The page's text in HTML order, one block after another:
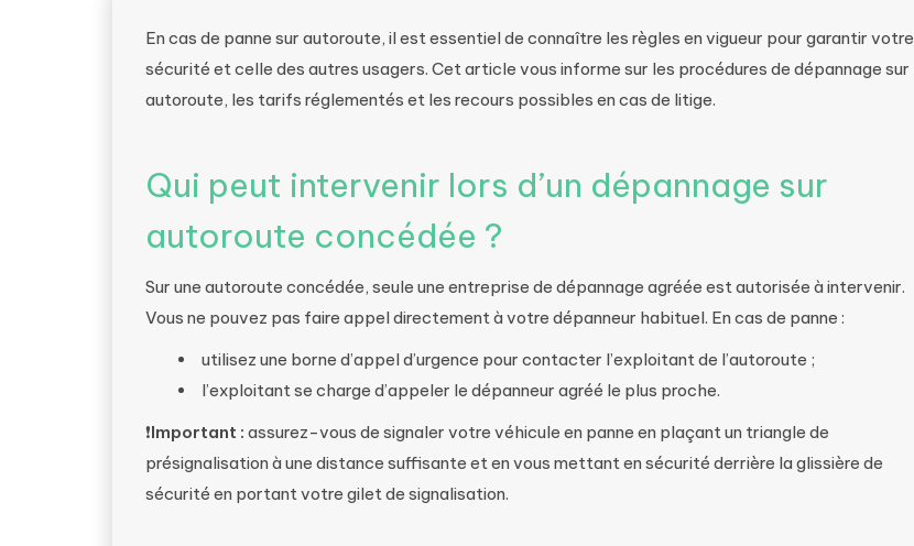
En cas de panne sur autoroute, il est essentiel de connaître les règles en vigueur pour garantir votre
sécurité et celle des autres usagers. Cet article vous informe sur les procédures de dépannage sur
autoroute, les tarifs réglementés et les recours possibles en cas de litige.
Qui peut intervenir lors d’un dépannage sur
autoroute concédée ?
Sur une autoroute concédée, seule une entreprise de dépannage agréée est autorisée à intervenir.
Vous ne pouvez pas faire appel directement à votre dépanneur habituel. En cas de panne :
utilisez une borne d’appel d’urgence pour contacter l’exploitant de l’autoroute ;
l’exploitant se charge d’appeler le dépanneur agréé le plus proche.
❗Important : assurez-vous de signaler votre véhicule en panne en plaçant un triangle de
présignalisation à une distance suffisante et en vous mettant en sécurité derrière la glissière de
sécurité en portant votre gilet de signalisation.